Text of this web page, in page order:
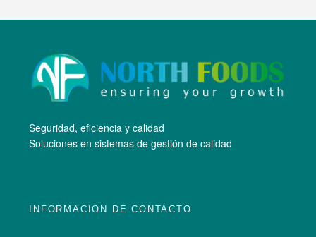
Seguridad, eficiencia y calidad
Soluciones en sistemas de gestión de calidad
INFORMACION DE CONTACTO